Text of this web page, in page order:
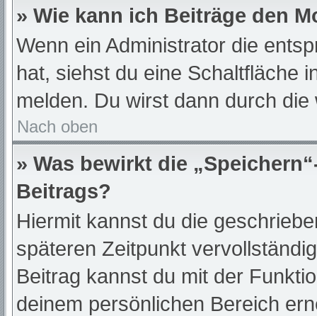
» Wie kann ich Beiträge den
Wenn ein Administrator die
hat, siehst du eine Schaltfläche
melden. Du wirst dann durch
Nach oben
» Was bewirkt die
Beitrags?
Hiermit kannst du die
späteren Zeitpunkt
Beitrag kannst du mit der
deinem persönlichen Bereich